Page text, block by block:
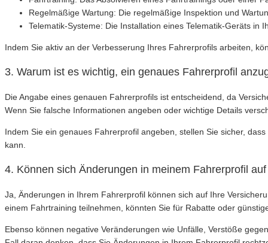
Regelmäßige Wartung: Die regelmäßige Inspektion und
Telematik-Systeme: Die Installation eines Telematik-Geräts
Indem Sie aktiv an der Verbesserung Ihres Fahrerprofils arbeiten,
3. Warum ist es wichtig, ein genaues Fahrerprofil
Die Angabe eines genauen Fahrerprofils ist entscheidend, da
Wenn Sie falsche Informationen angeben oder wichtige Details
Indem Sie ein genaues Fahrerprofil angeben, stellen Sie sicher,
kann.
4. Können sich Änderungen in meinem Fahrerprofil
Ja, Änderungen in Ihrem Fahrerprofil können sich auf Ihre
einem Fahrtraining teilnehmen, könnten Sie für Rabatte oder
Ebenso können negative Veränderungen wie Unfälle, Verstöße